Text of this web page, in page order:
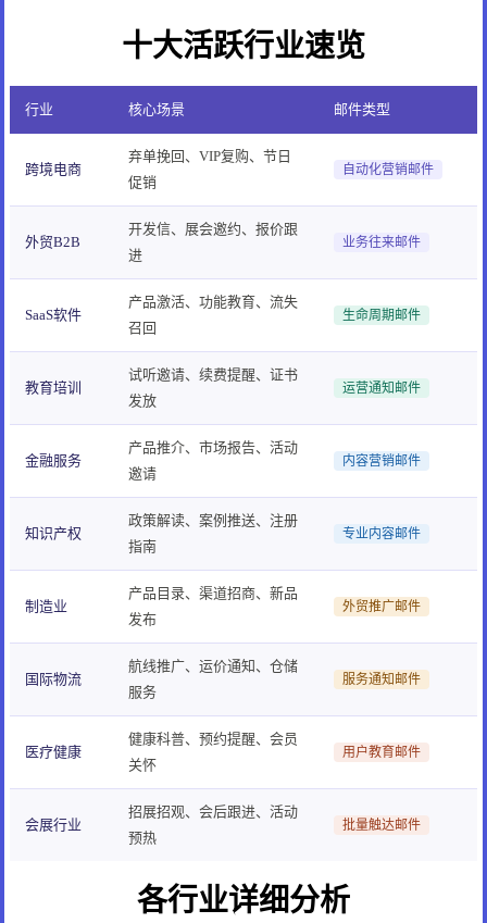
十大活跃行业速览
行业 核心场景 邮件类型
跨境电商
弃单挽回、VIP复购、节日
促销
自动化营销邮件
外贸B2B
开发信、展会邀约、报价跟
进
业务往来邮件
SaaS软件
产品激活、功能教育、流失
召回
生命周期邮件
教育培训
试听邀请、续费提醒、证书
发放
运营通知邮件
金融服务
产品推介、市场报告、活动
邀请
内容营销邮件
知识产权
政策解读、案例推送、注册
指南
专业内容邮件
制造业
产品目录、渠道招商、新品
发布
外贸推广邮件
国际物流
航线推广、运价通知、仓储
服务
服务通知邮件
医疗健康
健康科普、预约提醒、会员
关怀
用户教育邮件
会展行业
招展招观、会后跟进、活动
预热
批量触达邮件
各行业详细分析